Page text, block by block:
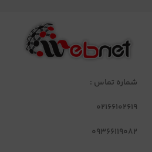
شماره تماس :
02166102619
09366119082